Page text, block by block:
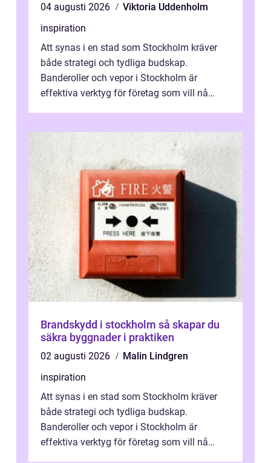
04 augusti 2026
Viktoria Uddenholm
inspiration
Att synas i en stad som Stockholm kräver
både strategi och tydliga budskap.
Banderoller och vepor i Stockholm är
effektiva verktyg för företag som vill nå
Brandskydd i stockholm så skapar du
säkra byggnader i praktiken
02 augusti 2026
Malin Lindgren
inspiration
Att synas i en stad som Stockholm kräver
både strategi och tydliga budskap.
Banderoller och vepor i Stockholm är
effektiva verktyg för företag som vill nå